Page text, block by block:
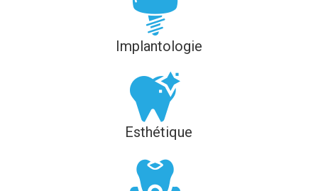
Implantologie
Esthétique